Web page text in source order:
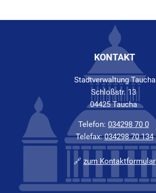
KONTAKT
Stadtverwaltung Taucha
Schloßstr. 13
04425 Taucha
Telefon: 034298 70 0
Telefax:034298 70 134
🔗 zum Kontaktformular